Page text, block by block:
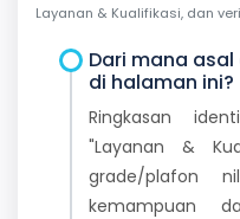
Layanan & Kualifikasi, dan
Dari mana asal
di halaman ini?
Ringkasan
"Layanan &
grade/plafon
kemampuan